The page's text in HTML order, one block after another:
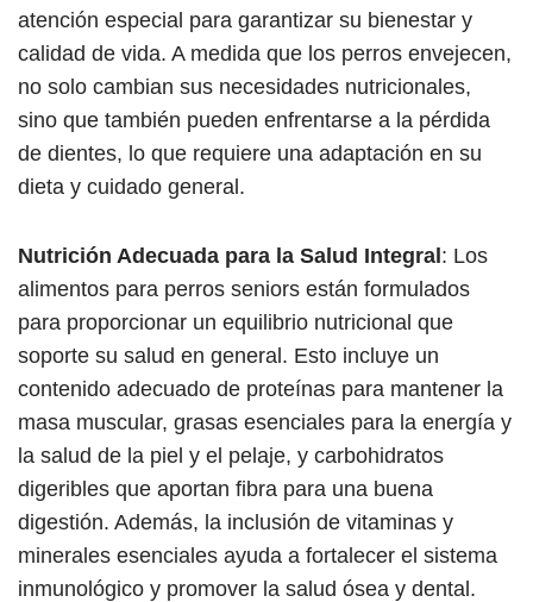
atención especial para garantizar su bienestar y
calidad de vida. A medida que los perros envejecen,
no solo cambian sus necesidades nutricionales,
sino que también pueden enfrentarse a la pérdida
de dientes, lo que requiere una adaptación en su
dieta y cuidado general.
Nutrición Adecuada para la Salud Integral: Los
alimentos para perros seniors están formulados
para proporcionar un equilibrio nutricional que
soporte su salud en general. Esto incluye un
contenido adecuado de proteínas para mantener la
masa muscular, grasas esenciales para la energía y
la salud de la piel y el pelaje, y carbohidratos
digeribles que aportan fibra para una buena
digestión. Además, la inclusión de vitaminas y
minerales esenciales ayuda a fortalecer el sistema
inmunológico y promover la salud ósea y dental.